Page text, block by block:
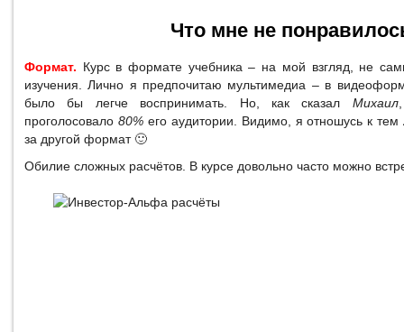
Что мне не
Формат. Курс в формате учебника – на мой взгляд, не
изучения. Лично я предпочитаю мультимедиа – в
было бы легче воспринимать. Но, как сказал Михаил
проголосовало 80%его аудитории. Видимо, я отношусь к тем
за другой формат 🙂
Обилие сложных расчётов. В курсе довольно часто можно